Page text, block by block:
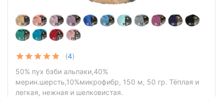
(4)
50% пух бэби альпаки,40%
мерин.шерсть,10%микрофибр, 150 м, 50 гр. Тёплая и
легкая, нежная и шелковистая.